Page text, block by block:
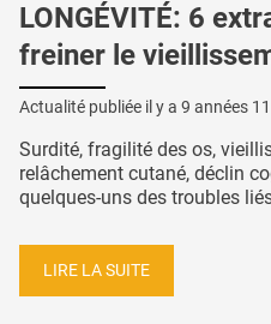
LONGÉVITÉ: 6
freiner le
Actualité publiée il y a 9 années
Surdité, fragilité des os,
relâchement cutané, déclin
quelques-uns des troubles
LIRE LA SUITE